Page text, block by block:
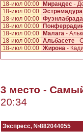
18-июл 00:00
Мирандес -
18-июл 00:00 Эстремадура
18-июл 00:00 Фуэнлабрада
18-июл 00:00
18-июл 00:00
Малага -
18-июл 00:00 Альбасете -
18-июл 00:00 Жирона -
3 место -
20:34
Экспресс, №882044055